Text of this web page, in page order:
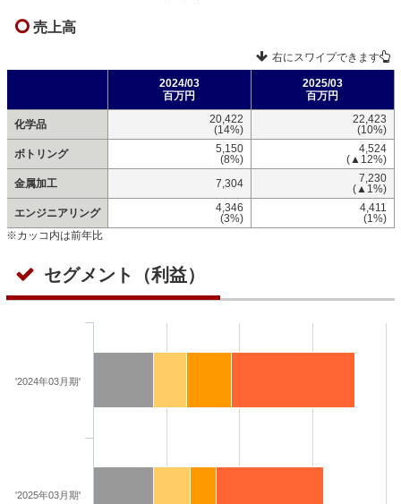
売上高
右にスワイプできます
2024/03
百万円
2025/03
百万円
化学品
20,422
(14%)
22,423
(10%)
ボトリング
5,150
(8%)
4,524
(▲12%)
金属加工
7,304
7,230
(▲1%)
エンジニアリング
4,346
(3%)
4,411
(1%)
※カッコ内は前年比
セグメント（利益）
'2024年03月期'
'2025年03月期'